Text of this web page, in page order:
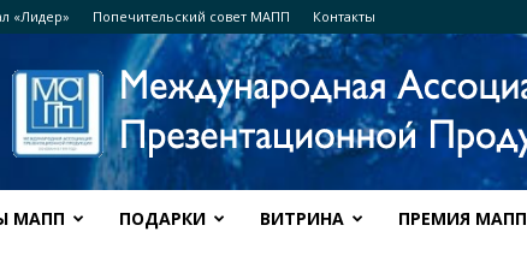
«Лидер» Попечительский совет МАПП Контакты
МАПП ПОДАРКИ ВИТРИНА ПРЕМИЯ МАПП